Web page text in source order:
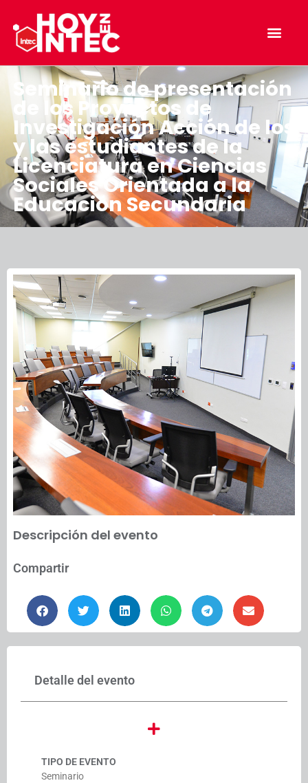
Seminario de presentación
de los Proyectos de
Investigación Acción de los
y las estudiantes de la
Licenciatura en Ciencias
Sociales Orientada a la
Educación Secundaria
Descripción del evento
Compartir
Detalle del evento
TIPO DE EVENTO
Seminario